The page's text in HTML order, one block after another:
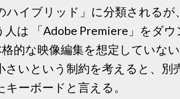
ハイブリッド」に分類される
は 「Adobe Premiere」をダ
的な映像編集を想定していない
いという制約を考えると、別
ーボードと言える。